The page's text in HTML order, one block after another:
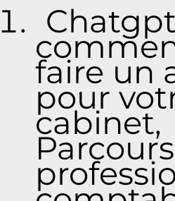
faire un
pour
cabinet,
Parcours